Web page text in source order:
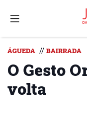
ÁGUEDA // BAIRRADA
O Gesto
volta